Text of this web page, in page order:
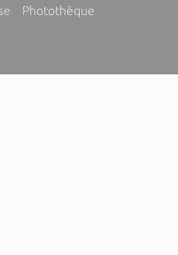
Photothèque